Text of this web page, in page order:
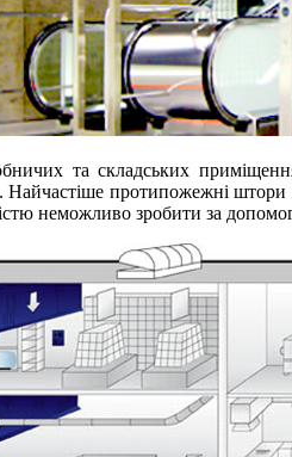
та складських
Найчастіше протипожежні
неможливо зробити за